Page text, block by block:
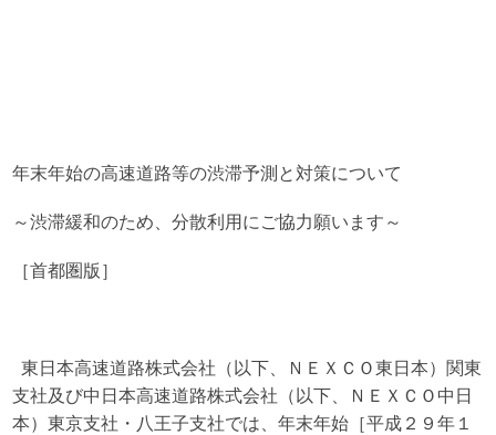
年末年始の高速道路等の渋滞予測と対策について
～渋滞緩和のため、分散利用にご協力願います～
［首都圏版］
東日本高速道路株式会社（以下、ＮＥＸＣＯ東日本）関東
支社及び中日本高速道路株式会社（以下、ＮＥＸＣＯ中日
本）東京支社・八王子支社では、年末年始［平成２９年１